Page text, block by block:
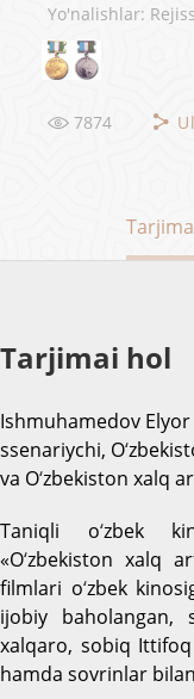
Yo'nalishlar:
7874
Tarjimai hol
Ishmuhamedov Elyor
ssenariychi, O‘
va O‘zbekiston xalq
Taniqli o‘zbek
«O‘zbekiston xalq
filmlari o‘zbek
ijobiy baholangan,
xalqaro, sobiq
hamda sovrinlar